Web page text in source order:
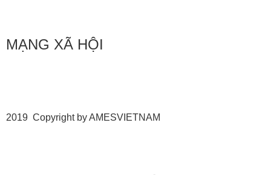
MẠNG XÃ HỘI
2019 Copyright by AMESVIETNAM